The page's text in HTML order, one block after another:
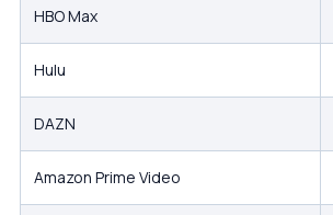
HBO Max
Hulu
DAZN
Amazon Prime Video